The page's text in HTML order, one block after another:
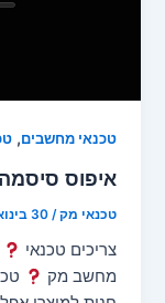
טכנאי מחשבים,
איפוס
טכנאי מק/30 בינואר 2023
צריכים טכנאי
מחשב מק